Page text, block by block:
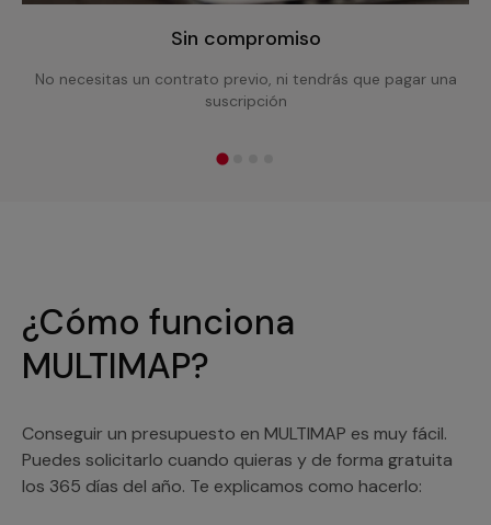
Sin compromiso
No necesitas un contrato previo, ni tendrás que pagar una
suscripción
¿Cómo funciona
MULTIMAP?
Conseguir un presupuesto en MULTIMAP es muy fácil.
Puedes solicitarlo cuando quieras y de forma gratuita
los 365 días del año. Te explicamos como hacerlo: